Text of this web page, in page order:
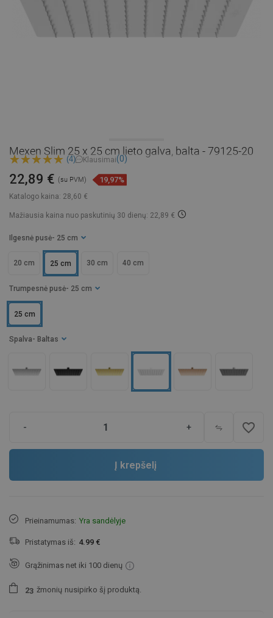
Mexen Slim 25 x 25 cm lieto galva, balta - 79125-20
(4) Klausimai(0)
Katalogo kaina: 28,60 €
22,89 € (su PVM) 19,97%
Mažiausia kaina nuo paskutinių 30 dienų: 22,89 €
Ilgesnė pusė - 25 cm
20 cm 25 cm 30 cm 40 cm
Trumpesnė pusė - 25 cm
25 cm
Spalva - Baltas
- + favorite_border
Į krepšelį
Prieinamumas: Yra sandėlyje
Pristatymas iš: 4.99 €
Grąžinimas net iki 100 dienų
23 žmonių nusipirko šį produktą.